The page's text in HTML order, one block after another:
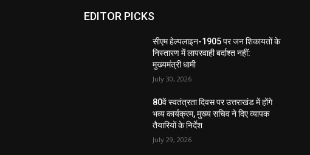
EDITOR PICKS
सीएम हेल्पलाइन-1905 पर जन शिकायतों के
निस्तारण में लापरवाही बर्दाश्त नहीं:
मुख्यमंत्री धामी
July 30, 2026
80वें स्वतंत्रता दिवस पर उत्तराखंड में होंगे
भव्य कार्यक्रम, मुख्य सचिव ने दिए व्यापक
तैयारियों के निर्देश
July 29, 2026